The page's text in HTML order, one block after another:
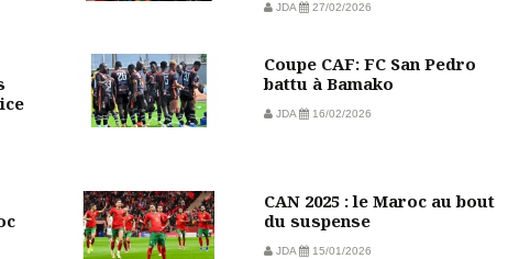
JDA 27/02/2026
Coupe CAF: FC San Pedro
battu à Bamako
JDA 16/02/2026
CAN 2025 : le Maroc au bout
du suspense
JDA 15/01/2026